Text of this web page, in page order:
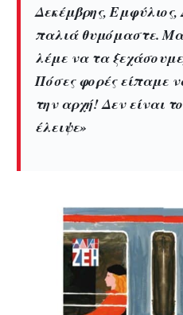
Δεκέμβρης,
παλιά θυμόμαστε.
λέμε να τα
Πόσες φορές είπαμε
την αρχή! Δεν είναι
έλειψε»